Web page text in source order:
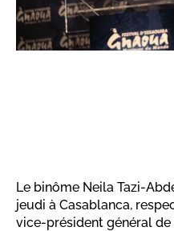
Le binôme Neila Tazi-
jeudi à Casablanca,
vice-président général